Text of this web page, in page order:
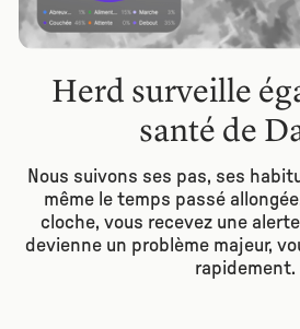
Herd surveille
santé de
Nous suivons ses pas, ses
même le temps passé
cloche, vous recevez une
devienne un problème majeur,
rapidement.